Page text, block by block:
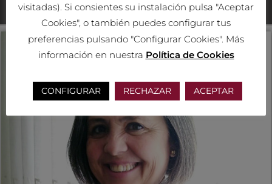
visitadas). Si consientes su instalación pulsa "Aceptar
Cookies", o también puedes configurar tus
preferencias pulsando "Configurar Cookies". Más
información en nuestra Política de Cookies
CONFIGURAR RECHAZAR ACEPTAR